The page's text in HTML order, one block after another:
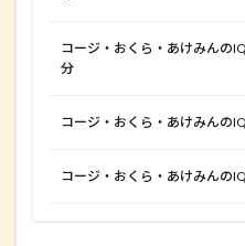
コージ・おくら・あけみんの
分
コージ・おくら・あけみんの
コージ・おくら・あけみんの